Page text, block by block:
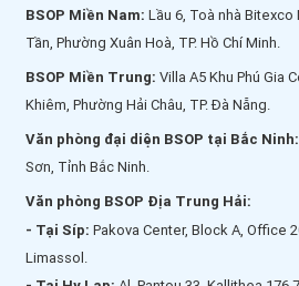
BSOP Miền Nam: Lầu 6, Toà nhà Bitexco
Tần, Phường Xuân Hoà, TP. Hồ Chí Minh.
BSOP Miền Trung: Villa A5 Khu Phú Gia
Khiêm, Phường Hải Châu, TP. Đà Nẵng.
Văn phòng đại diện BSOP tại Bắc Ninh:
Sơn, Tỉnh Bắc Ninh.
Văn phòng BSOP Địa Trung Hải:
- Tại Síp: Pakova Center, Block A, Office
Limassol.